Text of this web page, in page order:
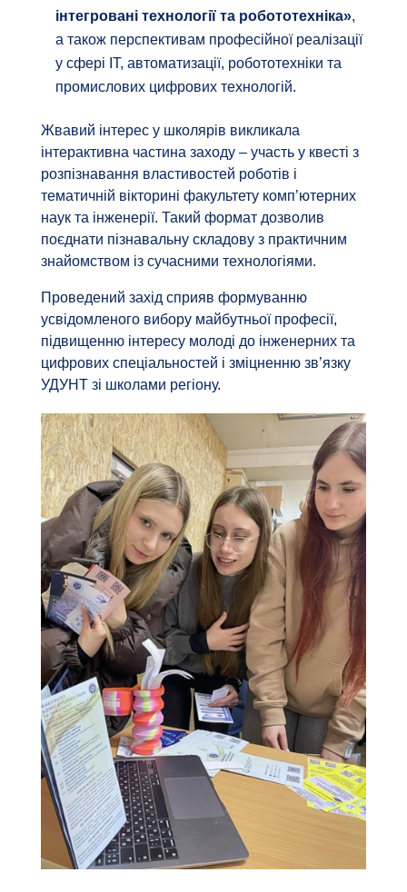
інтегровані технології та робототехніка»,
а також перспективам професійної реалізації
у сфері ІТ, автоматизації, робототехніки та
промислових цифрових технологій.
Жвавий інтерес у школярів викликала
інтерактивна частина заходу – участь у квесті з
розпізнавання властивостей роботів і
тематичній вікторині факультету комп’ютерних
наук та інженерії. Такий формат дозволив
поєднати пізнавальну складову з практичним
знайомством із сучасними технологіями.
Проведений захід сприяв формуванню
усвідомленого вибору майбутньої професії,
підвищенню інтересу молоді до інженерних та
цифрових спеціальностей і зміцненню зв’язку
УДУНТ зі школами регіону.